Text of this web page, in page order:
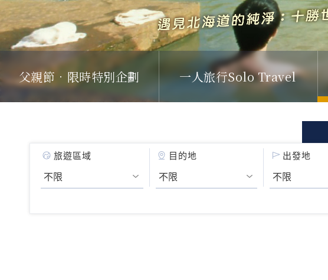
父親節．限時特別企劃 一人旅行Solo Travel
旅遊區域 目的地 出發地